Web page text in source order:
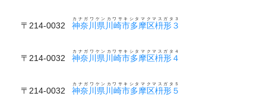
〒214-0032 神奈川県川崎市多摩区枡形３
カナガワケンカワサキシタマクマスガタ３
〒214-0032 神奈川県川崎市多摩区枡形４
カナガワケンカワサキシタマクマスガタ４
〒214-0032 神奈川県川崎市多摩区枡形５
カナガワケンカワサキシタマクマスガタ５